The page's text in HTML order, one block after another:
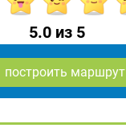
5.0 из 5
построить маршрут